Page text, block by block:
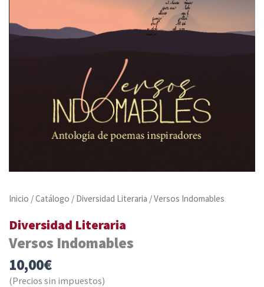
Inicio /Catálogo / Diversidad Literaria / Versos Indomables
Diversidad Literaria
Versos Indomables
10,00€
(Precios sin impuestos)